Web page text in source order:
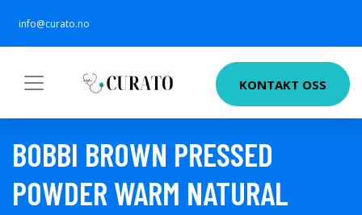
info@curato.no
KONTAKT OSS
BOBBI BROWN PRESSED
POWDER WARM NATURAL